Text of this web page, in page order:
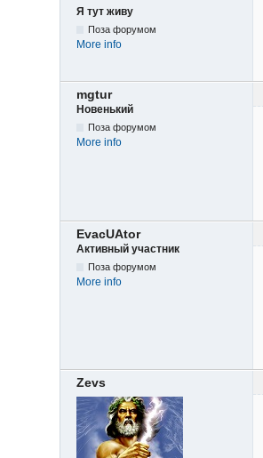
Я тут живу
Поза форумом
More info
mgtur
Новенький
Поза форумом
More info
EvacUAtor
Активный участник
Поза форумом
More info
Zevs